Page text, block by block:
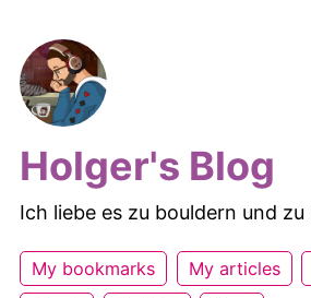
Holger's Blog
Ich liebe es zu bouldern und zu
My bookmarks My articles